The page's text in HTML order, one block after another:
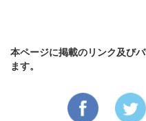
本ページに掲載のリンク及び
ます。